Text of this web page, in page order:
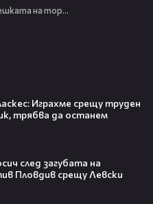
Черешката на тортата
Играхме срещу труден
трябва да останем
след загубата на
Пловдив срещу Левски